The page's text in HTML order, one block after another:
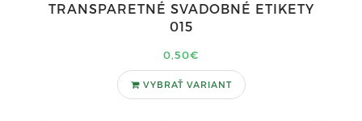
TRANSPARETNÉ SVADOBNÉ ETIKETY
015
0,50€
VYBRAŤ VARIANT